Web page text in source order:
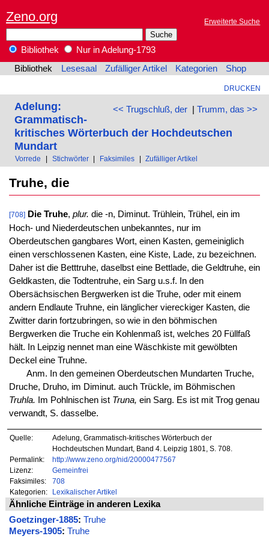
Zeno.org Erweiterte Suche
Bibliothek
Nur in Adelung-1793
Bibliothek
Lesesaal Zufälliger Artikel Kategorien Shop
DRUCKEN
<< Trugschluß, der| Trumm, das >>
Adelung:
Grammatisch-
kritisches Wörterbuch der Hochdeutschen
Mundart
Vorrede Stichwörter Faksimiles Zufälliger Artikel
Truhe, die
[708] Die Truhe, plur. die -n, Diminut. Trühlein, Trühel, ein im
Hoch- und Niederdeutschen unbekanntes, nur im
Oberdeutschen gangbares Wort, einen Kasten, gemeiniglich
einen verschlossenen Kasten, eine Kiste, Lade, zu bezeichnen.
Daher ist die Betttruhe, daselbst eine Bettlade, die Geldtruhe, ein
Geldkasten, die Todtentruhe, ein Sarg u.s.f. In den
Obersächsischen Bergwerken ist die Truhe, oder mit einem
andern Endlaute Truhne, ein länglicher viereckiger Kasten, die
Zwitter darin fortzubringen, so wie in den böhmischen
Bergwerken die Truche ein Kohlenmaß ist, welches 20 Füllfaß
hält. In Leipzig nennet man eine Wäschkiste mit gewölbten
Deckel eine Truhne.
Anm. In den gemeinen Oberdeutschen Mundarten Truche,
Druche, Druho, im Diminut. auch Trückle, im Böhmischen
Truhla. Im Pohlnischen ist Truna, ein Sarg. Es ist mit Trog genau
verwandt, S. dasselbe.
Quelle:
Adelung, Grammatisch-kritisches Wörterbuch der
Hochdeutschen Mundart, Band 4. Leipzig 1801, S. 708.
Permalink:
http://www.zeno.org/nid/20000477567
Lizenz:
Gemeinfrei
Faksimiles:
708
Kategorien:
Lexikalischer Artikel
Ähnliche Einträge in anderen Lexika
Goetzinger-1885: Truhe
Meyers-1905: Truhe